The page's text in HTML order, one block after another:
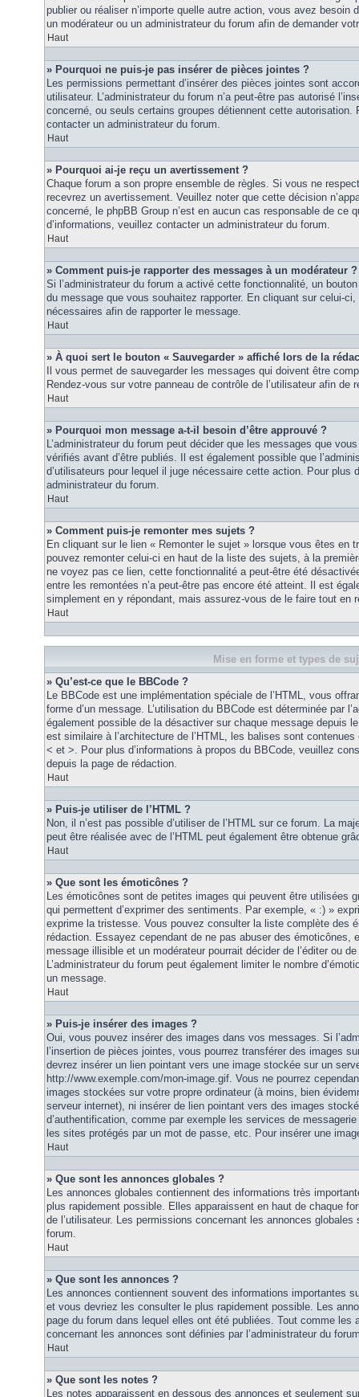
publier ou réaliser n’importe quelle autre action, vous avez besoin
un modérateur ou un administrateur du forum afin de demander
Haut
» Pourquoi ne puis-je pas insérer de pièces jointes ?
Les permissions permettant d’insérer des pièces jointes sont
utilisateur. L’administrateur du forum n’a peut-être pas autorisé
concerné, ou seuls certains groupes détiennent cette autorisation.
contacter un administrateur du forum.
Haut
» Pourquoi ai-je reçu un avertissement ?
Chaque forum a son propre ensemble de règles. Si vous ne
recevrez un avertissement. Veuillez noter que cette décision
concerné, le phpBB Group n’est en aucun cas responsable de ce
d’informations, veuillez contacter un administrateur du forum.
Haut
» Comment puis-je rapporter des messages à un modérateur ?
Si l’administrateur du forum a activé cette fonctionnalité, un
du message que vous souhaitez rapporter. En cliquant sur celui-
nécessaires afin de rapporter le message.
Haut
» À quoi sert le bouton « Sauvegarder » affiché lors de la
Il vous permet de sauvegarder les messages qui doivent être
Rendez-vous sur votre panneau de contrôle de l’utilisateur afin de
Haut
» Pourquoi mon message a-t-il besoin d’être approuvé ?
L’administrateur du forum peut décider que les messages que
vérifiés avant d’être publiés. Il est également possible que
d’utilisateurs pour lequel il juge nécessaire cette action. Pour plus
administrateur du forum.
Haut
» Comment puis-je remonter mes sujets ?
En cliquant sur le lien « Remonter le sujet » lorsque vous êtes en
pouvez remonter celui-ci en haut de la liste des sujets, à la
ne voyez pas ce lien, cette fonctionnalité a peut-être été
entre les remontées n’a peut-être pas encore été atteint. Il est
simplement en y répondant, mais assurez-vous de le faire tout en
Haut
Mise en forme et types de
» Qu’est-ce que le BBCode ?
Le BBCode est une implémentation spéciale de l’HTML, vous
forme d’un message. L’utilisation du BBCode est déterminée par
également possible de la désactiver sur chaque message depuis
est similaire à l’architecture de l’HTML, les balises sont
< et >. Pour plus d’informations à propos du BBCode, veuillez
depuis la page de rédaction.
Haut
» Puis-je utiliser de l’HTML ?
Non, il n’est pas possible d’utiliser de l’HTML sur ce forum. La
peut être réalisée avec de l’HTML peut également être obtenue
Haut
» Que sont les émoticônes ?
Les émoticônes sont de petites images qui peuvent être utilisées
qui permettent d’exprimer des sentiments. Par exemple, « :) »
exprime la tristesse. Vous pouvez consulter la liste complète des
rédaction. Essayez cependant de ne pas abuser des émoticônes,
message illisible et un modérateur pourrait décider de l’éditer ou
L’administrateur du forum peut également limiter le nombre
un message.
Haut
» Puis-je insérer des images ?
Oui, vous pouvez insérer des images dans vos messages. Si
l’insertion de pièces jointes, vous pourrez transférer des images
devrez insérer un lien pointant vers une image stockée sur un
http://www.exemple.com/mon-image.gif. Vous ne pourrez
images stockées sur votre propre ordinateur (à moins, bien
serveur internet), ni insérer de lien pointant vers des images
d’authentification, comme par exemple les services de
les sites protégés par un mot de passe, etc. Pour insérer une
Haut
» Que sont les annonces globales ?
Les annonces globales contiennent des informations très
plus rapidement possible. Elles apparaissent en haut de chaque
de l’utilisateur. Les permissions concernant les annonces globales
forum.
Haut
» Que sont les annonces ?
Les annonces contiennent souvent des informations importantes
et vous devriez les consulter le plus rapidement possible. Les
page du forum dans lequel elles ont été publiées. Tout comme les
concernant les annonces sont définies par l’administrateur du
Haut
» Que sont les notes ?
Les notes apparaissent en dessous des annonces et seulement